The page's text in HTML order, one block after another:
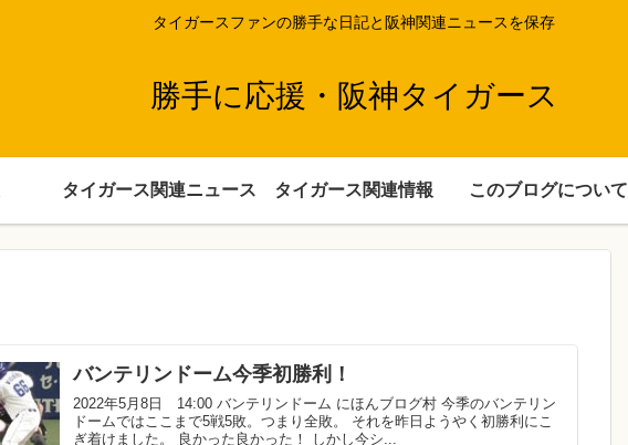
タイガースファンの勝手な日記と阪神関連ニュースを保存
勝手に応援・阪神タイガース
タイガース関連ニュース タイガース関連情報 このブログについて
バンテリンドーム今季初勝利！
2022年5月8日 14:00 バンテリンドーム にほんブログ村 今季のバンテリン
ドームではここまで5戦5敗。つまり全敗。 それを昨日ようやく初勝利にこ
ぎ着けました。 良かった良かった！ しかし今シ...